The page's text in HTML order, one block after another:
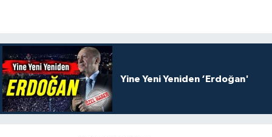
Yine Yeni Yeniden ‘Erdoğan'